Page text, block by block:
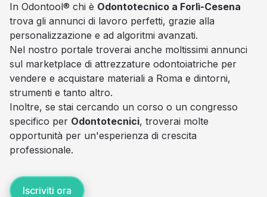
In Odontool® chi è Odontotecnico a Forlì-Cesena
trova gli annunci di lavoro perfetti, grazie alla
personalizzazione e ad algoritmi avanzati.
Nel nostro portale troverai anche moltissimi annunci
sul marketplace di attrezzature odontoiatriche per
vendere e acquistare materiali a Roma e dintorni,
strumenti e tanto altro.
Inoltre, se stai cercando un corso o un congresso
specifico per Odontotecnici, troverai molte
opportunità per un'esperienza di crescita
professionale.
Iscriviti ora